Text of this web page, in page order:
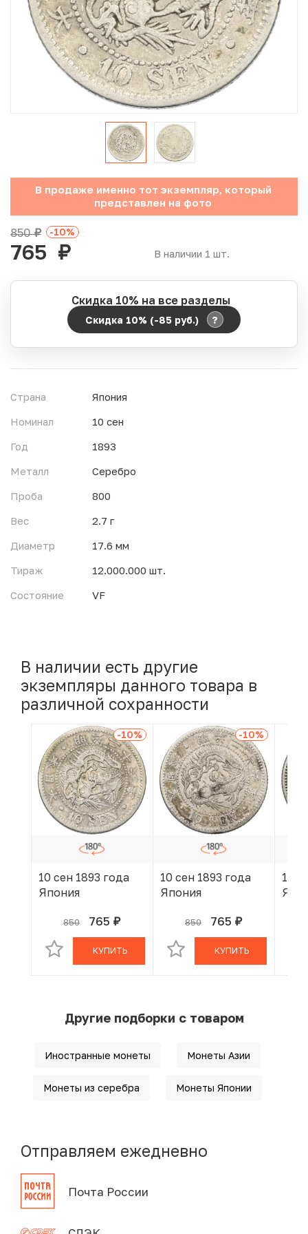
Юбилейные монеты Банка России (с 1999 года)
Памятные и инвестиционные монеты СССР и России
Иностранные монеты
Неофициальные выпуски монет (Unusual)
Античные и средневековые монеты
Наборы монет
Инвестиционные монеты
В продаже именно тот экземпляр, который
представлен на фото
В наличии 1 шт.
850руб. -10%
765 руб.
Скидка 10% на все разделы
Скидка 10% (-85 руб.) ?
Период действия акции:
4ч.
Страна
Япония
Номинал
10 сен
Год
1893
Металл
Серебро
Проба
800
Вес
2.7 г
Диаметр
17.6 мм
Тираж
12.000.000 шт.
Состояние
VF
В наличии есть другие
экземпляры данного товара в
различной сохранности
-10%
10 сен 1893 года
Япония
850 765 руб.
В КОРЗИНЕ
КУПИТЬ
-10%
10 сен 1893 года
Япония
850 765 руб.
В КОРЗИНЕ
КУПИТЬ
10
Другие подборки с товаром
Иностранные монеты Монеты Азии
Монеты из серебра Монеты Японии
Отправляем ежедневно
Почта России